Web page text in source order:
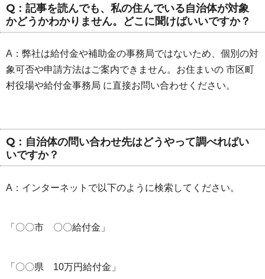
Q：記事を読んでも、私の住んでいる自治体が対象
かどうかわかりません。どこに聞けばいいですか？
A：弊社は給付金や補助金の事務局ではないため、個別の対
象可否や申請方法はご案内できません。お住まいの 市区町
村役場や給付金事務局 に直接お問い合わせください。
Q：自治体の問い合わせ先はどうやって調べればい
いですか？
A：インターネットで以下のように検索してください。
「〇〇市 〇〇給付金」
「〇〇県 10万円給付金」